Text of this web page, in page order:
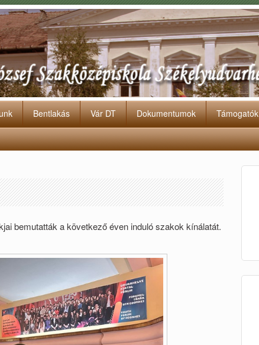
Bentlakás Vár DT Dokumentumok Támogatók
bemutatták a következő éven induló szakok kínálatát.